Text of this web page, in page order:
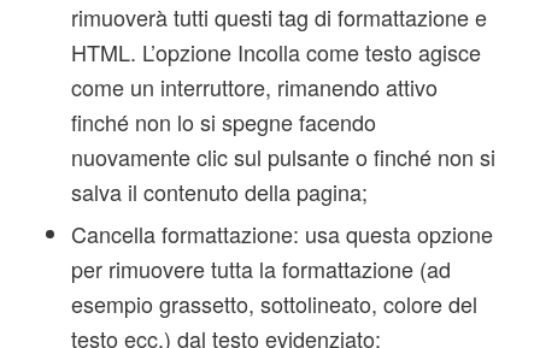
rimuoverà tutti questi tag di formattazione e
HTML. L’opzione Incolla come testo agisce
come un interruttore, rimanendo attivo
finché non lo si spegne facendo
nuovamente clic sul pulsante o finché non si
salva il contenuto della pagina;
Cancella formattazione: usa questa opzione
per rimuovere tutta la formattazione (ad
esempio grassetto, sottolineato, colore del
testo ecc.) dal testo evidenziato;